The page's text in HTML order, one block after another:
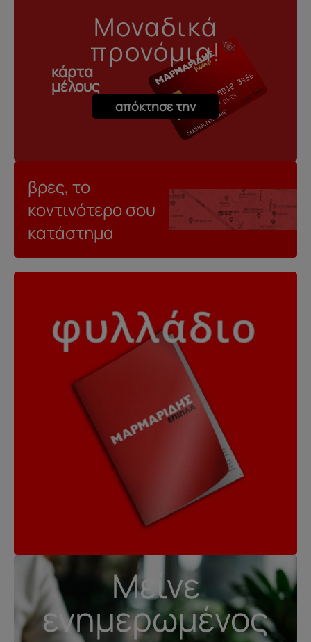
Μοναδικά
προνόμια!
κάρτα
μέλους
απόκτησε την
βρες, το
κοντινότερο σου
κατάστημα
Μείνε
ενημερωμένος